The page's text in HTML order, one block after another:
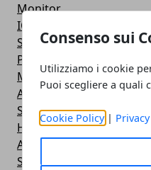
Consenso sui
Utilizziamo i cookie
Puoi scegliere a quali
Cookie Policy|
Monitor
IOS
Smartwatch
Power Bank
Mouse e Tastiera
Apple
Stampante
Hardware
Android
Software